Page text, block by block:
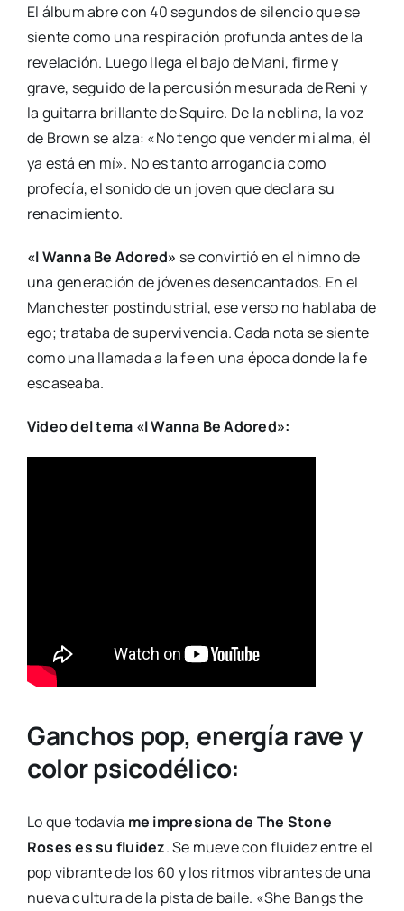
El álbum abre con 40 segundos de silencio que se
siente como una respiración profunda antes de la
revelación. Luego llega el bajo de Mani, firme y
grave, seguido de la percusión mesurada de Reni y
la guitarra brillante de Squire. De la neblina, la voz
de Brown se alza: «No tengo que vender mi alma, él
ya está en mí». No es tanto arrogancia como
profecía, el sonido de un joven que declara su
renacimiento.
«I Wanna Be Adored» se convirtió en el himno de
una generación de jóvenes desencantados. En el
Manchester postindustrial, ese verso no hablaba de
ego; trataba de supervivencia. Cada nota se siente
como una llamada a la fe en una época donde la fe
escaseaba.
Video del tema «I Wanna Be Adored»:
Ganchos pop, energía rave y
color psicodélico:
Lo que todavía me impresiona de The Stone
Roses es su fluidez. Se mueve con fluidez entre el
pop vibrante de los 60 y los ritmos vibrantes de una
nueva cultura de la pista de baile. «She Bangs the